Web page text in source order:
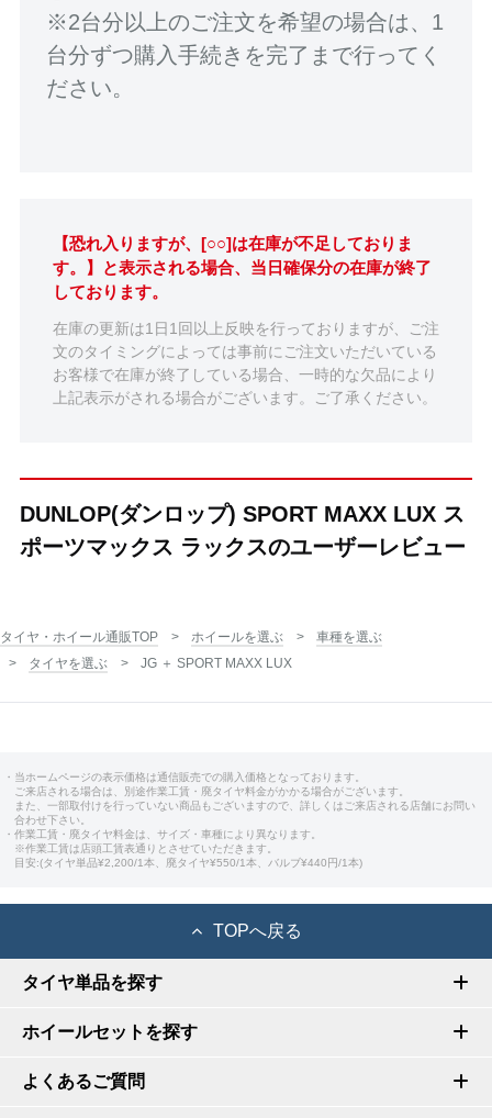
※2台分以上のご注文を希望の場合は、1
台分ずつ購入手続きを完了まで行ってく
ださい。
【恐れ入りますが、[○○]は在庫が不足しておりま
す。】と表示される場合、当日確保分の在庫が終了
しております。
在庫の更新は1日1回以上反映を行っておりますが、ご注
文のタイミングによっては事前にご注文いただいている
お客様で在庫が終了している場合、一時的な欠品により
上記表示がされる場合がございます。ご了承ください。
DUNLOP(ダンロップ) SPORT MAXX LUX ス
ポーツマックス ラックスのユーザーレビュー
タイヤ・ホイール通販TOP ホイールを選ぶ
車種を選ぶ
タイヤを選ぶ
JG ＋ SPORT MAXX LUX
・当ホームページの表示価格は通信販売での購入価格となっております。
ご来店される場合は、別途作業工賃・廃タイヤ料金がかかる場合がございます。
また、一部取付けを行っていない商品もございますので、詳しくはご来店される店舗にお問い
合わせ下さい。
・作業工賃・廃タイヤ料金は、サイズ・車種により異なります。
※作業工賃は店頭工賃表通りとさせていただきます。
目安:(タイヤ単品¥2,200/1本、廃タイヤ¥550/1本、バルブ¥440円/1本)
TOPへ戻る
タイヤ単品を探す
ホイールセットを探す
よくあるご質問